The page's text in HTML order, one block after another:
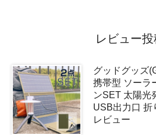
レビュー投
グッドグッズ
携帯型 ソーラ
ンSET 太陽光
USB出力口 折
レビュー